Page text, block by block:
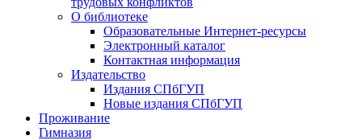
О библиотеке
Образовательные Интернет-ресурсы
Электронный каталог
Контактная информация
Издательство
Издания СПбГУП
Новые издания СПбГУП
Проживание
Гимназия